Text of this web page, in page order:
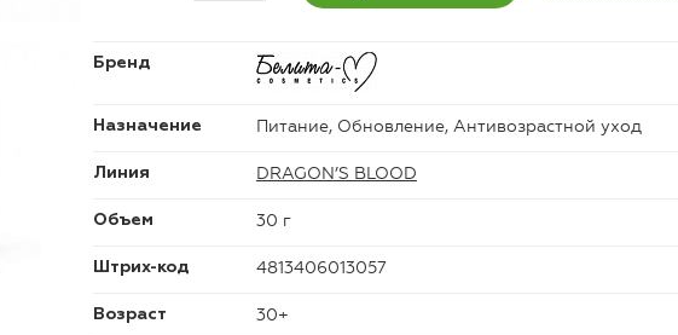
Бренд
Назначение Питание, Обновление, Антивозрастной уход
Линия DRAGON’S BLOOD
Объем 30 г
Штрих-код 4813406013057
Возраст 30+